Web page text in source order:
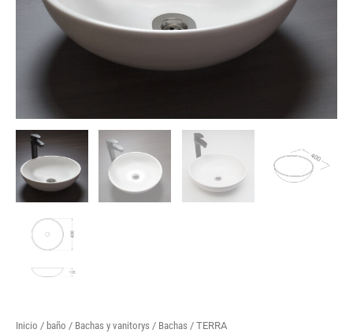
Inicio / baño / Bachas y vanitorys / Bachas / TERRA